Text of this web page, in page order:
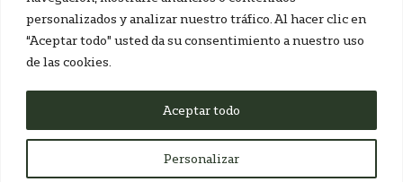
personalizados y analizar nuestro tráfico. Al hacer clic en
“Aceptar todo” usted da su consentimiento a nuestro uso
de las cookies.
Personalizar
Aceptar todo